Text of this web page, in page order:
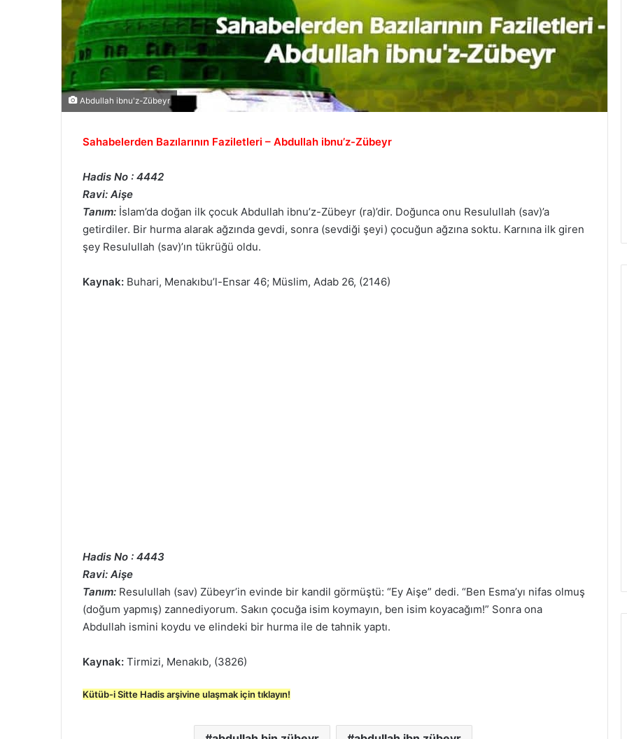
Abdullah ibnu'z-Zübeyr
Sahabelerden Bazılarının Faziletleri – Abdullah ibnu’z-Zübeyr
Hadis No : 4442
Ravi: Aişe
Tanım: İslam’da doğan ilk çocuk Abdullah ibnu’z-Zübeyr (ra)’dir. Doğunca onu Resulullah (sav)’a
getirdiler. Bir hurma alarak ağzında gevdi, sonra (sevdiği şeyi) çocuğun ağzına soktu. Karnına ilk giren
şey Resulullah (sav)’ın tükrüğü oldu.
Kaynak: Buhari, Menakıbu’l-Ensar 46; Müslim, Adab 26, (2146)
Hadis No : 4443
Ravi: Aişe
Tanım: Resulullah (sav) Zübeyr’in evinde bir kandil görmüştü: “Ey Aişe” dedi. “Ben Esma’yı nifas olmuş
(doğum yapmış) zannediyorum. Sakın çocuğa isim koymayın, ben isim koyacağım!” Sonra ona
Abdullah ismini koydu ve elindeki bir hurma ile de tahnik yaptı.
Kaynak: Tirmizi, Menakıb, (3826)
Kütüb-i Sitte Hadis arşivine ulaşmak için tıklayın!